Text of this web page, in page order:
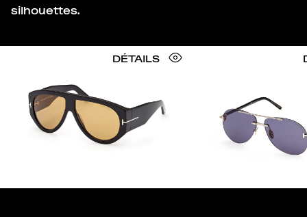
silhouettes.
DÉTAILS